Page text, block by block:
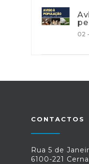
02
CONTACTOS
Rua 5 de
6100-221